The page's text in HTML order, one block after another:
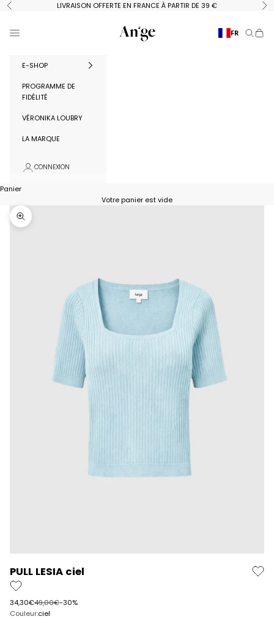
Passer au contenu
Précédent LIVRAISON OFFERTE EN FRANCE À PARTIR DE 39 €
Ange Paris
Menu FR
E-SHOP
PROGRAMME DE
FIDÉLITÉ
VÉRONIKA LOUBRY
LA MARQUE
CONNEXION
Panier
Votre panier est vide
Zoomer sur l'image
PULL LESIA ciel
Prix de vente
34,30€Prix normal
49,00€-30%
Couleur:ciel